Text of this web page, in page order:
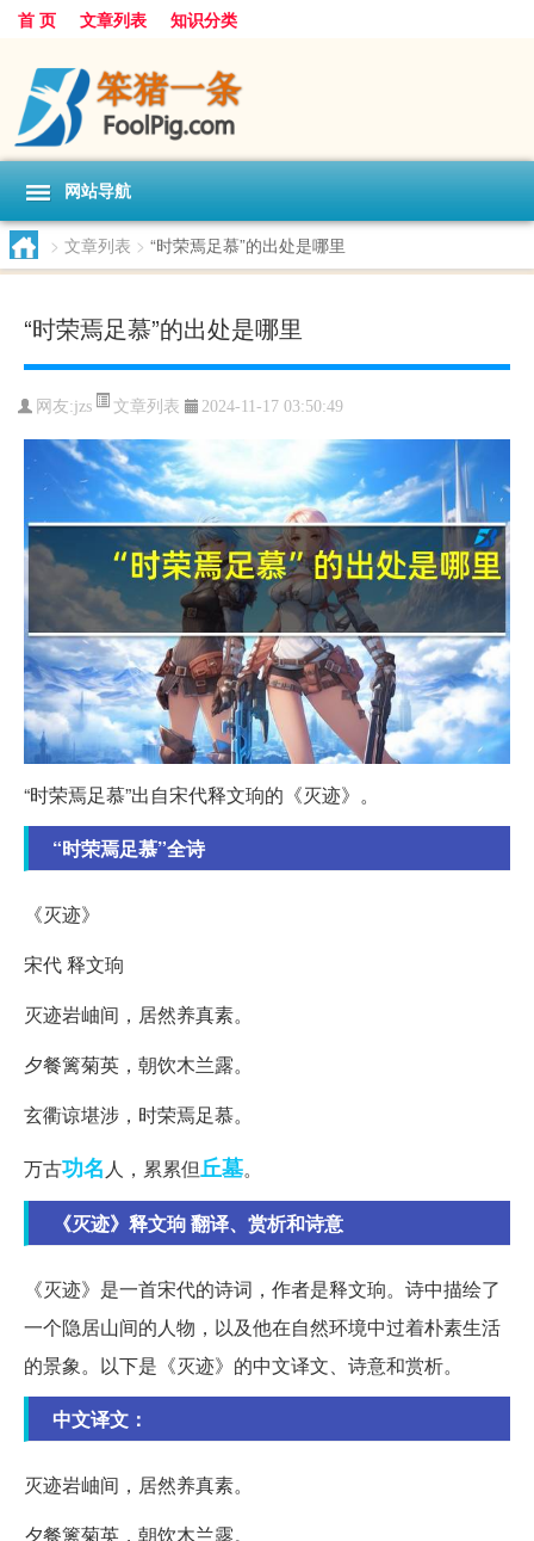
首 页 文章列表 知识分类
网站导航
> 文章列表 > “时荣焉足慕”的出处是哪里
“时荣焉足慕”的出处是哪里
网友:jzs 文章列表 2024-11-17 03:50:49
“时荣焉足慕”出自宋代释文珦的《灭迹》。
“时荣焉足慕”全诗
《灭迹》
宋代 释文珦
灭迹岩岫间，居然养真素。
夕餐篱菊英，朝饮木兰露。
玄衢谅堪涉，时荣焉足慕。
万古功名人，累累但丘墓。
《灭迹》释文珦 翻译、赏析和诗意
《灭迹》是一首宋代的诗词，作者是释文珦。诗中描绘了
一个隐居山间的人物，以及他在自然环境中过着朴素生活
的景象。以下是《灭迹》的中文译文、诗意和赏析。
中文译文：
灭迹岩岫间，居然养真素。
夕餐篱菊英，朝饮木兰露。